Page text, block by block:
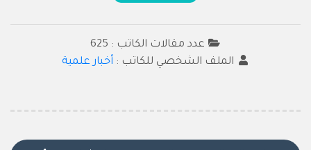
عدد مقالات الكاتب : 625
الملف الشخصي للكاتب : أخبار علمية